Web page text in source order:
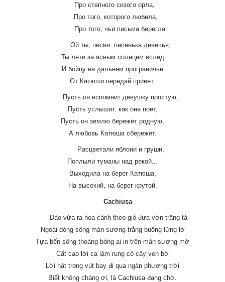
Про степного сизого орла,
Про того, которого любила,
Про того, чьи письма берегла.
Ой ты, песня. песенька девичья,
Ты лети за ясным солнцем вслед
И бойцу на дальнем програничье
От Катюши передай привет.
Пусть он вспомнит девушку простую,
Пусть услышит, как она поёт,
Пусть он землю бережёт родную,
А любовь Катюша сбережёт.
Расцветали яблони и груши,
Поплыли туманы над рекой...
Выходила на берег Катюша,
На высокий, на берег крутой.
Cachiusa
Đào vừa ra hoa cành theo gió đưa vờn trăng tà
Ngoài dòng sông màn sương trắng buông lững lờ
Tựa bến sông thoáng bóng ai in trên màn sương mờ
Cất cao lời ca làm rung cỏ cây ven bờ
Lời hát trong vút bay đi qua ngàn phương trời
Biết không chàng ơi, là Cachiusa đang chờ.